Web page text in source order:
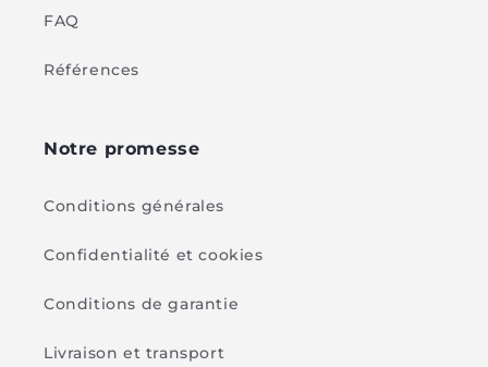
FAQ
Références
Notre promesse
Conditions générales
Confidentialité et cookies
Conditions de garantie
Livraison et transport